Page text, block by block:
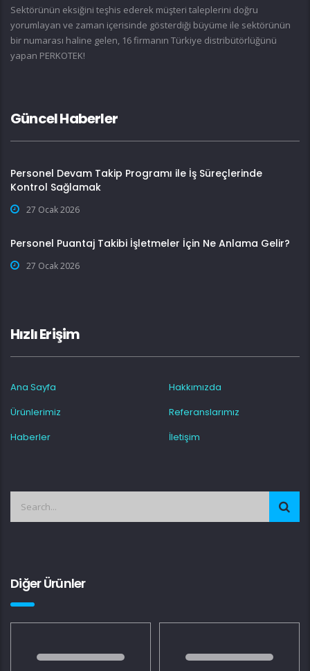
Sektörünün eksiğini teşhis ederek müşteri taleplerini doğru
yorumlayan ve zaman içerisinde gösterdiği büyüme ile sektörünün
bir numarası haline gelen, 16 firmanın Türkiye distribütörlüğünü
yapan PERKOTEK!
Güncel Haberler
Personel Devam Takip Programı ile İş Süreçlerinde
Kontrol Sağlamak
27 Ocak 2026
Personel Puantaj Takibi İşletmeler İçin Ne Anlama Gelir?
27 Ocak 2026
Hızlı Erişim
Ana Sayfa
Hakkımızda
Ürünlerimiz
Referanslarımız
Haberler
İletişim
Diğer Ürünler